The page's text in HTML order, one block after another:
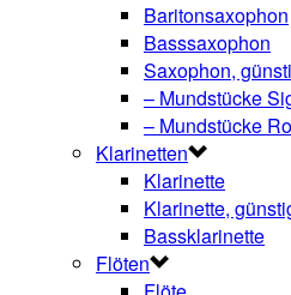
Baritonsaxophon
Basssaxophon
Saxophon,
– Mundstücke
– Mundstücke
Klarinetten
Klarinette
Klarinette,
Bassklarinette
Flöten